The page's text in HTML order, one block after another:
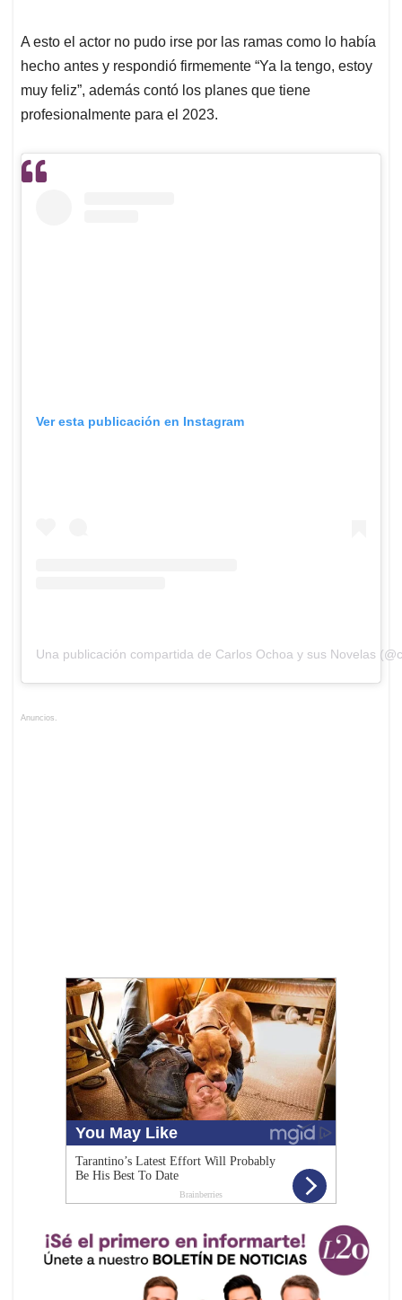
A esto el actor no pudo irse por las ramas como lo había
hecho antes y respondió firmemente “Ya la tengo, estoy
muy feliz”, además contó los planes que tiene
profesionalmente para el 2023.
Ver esta publicación en Instagram
Una publicación compartida de Carlos Ochoa y sus Novelas
Anuncios.